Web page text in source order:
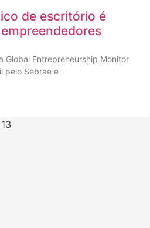
de escritório é
Global Entrepreneurship Monitor
pelo Sebrae e
13